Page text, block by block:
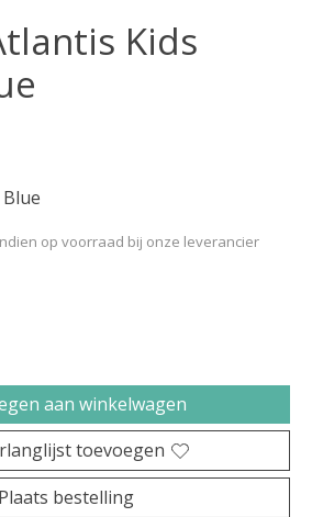
Kids
op voorraad bij onze leverancier
aan winkelwagen
toevoegen
Plaats bestelling